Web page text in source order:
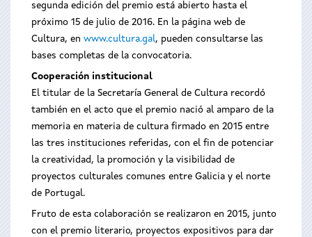
segunda edición del premio está abierto hasta el
próximo 15 de julio de 2016. En la página web de
Cultura, en www.cultura.gal, pueden consultarse las
bases completas de la convocatoria.
Cooperación institucional
El titular de la Secretaría General de Cultura recordó
también en el acto que el premio nació al amparo de la
memoria en materia de cultura firmado en 2015 entre
las tres instituciones referidas, con el fin de potenciar
la creatividad, la promoción y la visibilidad de
proyectos culturales comunes entre Galicia y el norte
de Portugal.
Fruto de esta colaboración se realizaron en 2015, junto
con el premio literario, proyectos expositivos para dar